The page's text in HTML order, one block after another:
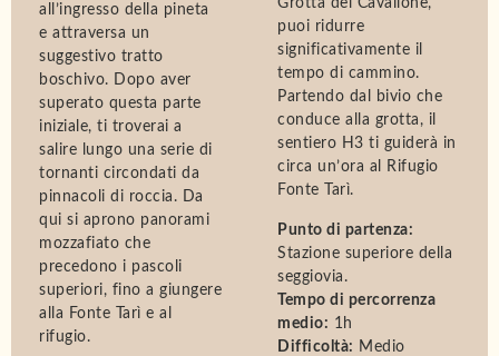
all’ingresso della pineta
e attraversa un
suggestivo tratto
boschivo. Dopo aver
superato questa parte
iniziale, ti troverai a
salire lungo una serie di
tornanti circondati da
pinnacoli di roccia. Da
qui si aprono panorami
mozzafiato che
precedono i pascoli
superiori, fino a giungere
alla Fonte Tarì e al
rifugio.
Grotta del Cavallone,
puoi ridurre
significativamente il
tempo di cammino.
Partendo dal bivio che
conduce alla grotta, il
sentiero H3 ti guiderà in
circa un’ora al Rifugio
Fonte Tarì.
Punto di partenza:
Stazione superiore della
seggiovia.
Tempo di percorrenza
medio: 1h
Difficoltà: Medio